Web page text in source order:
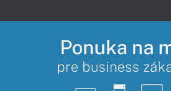
Ponuka na
pre business